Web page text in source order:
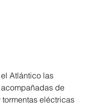
Atlántico las
de
tormentas eléctricas